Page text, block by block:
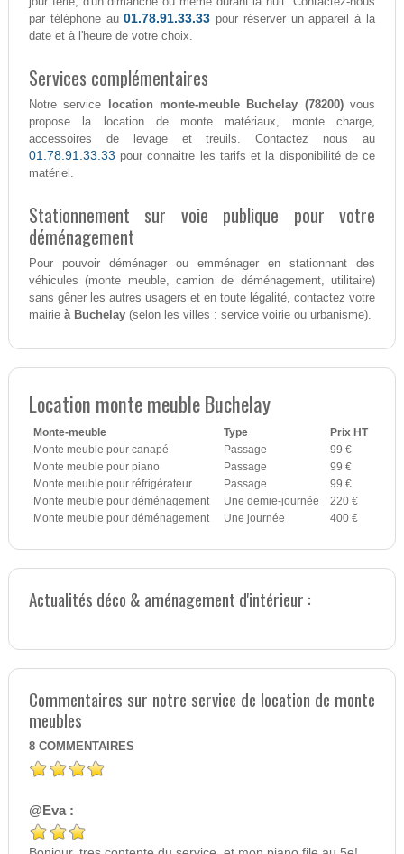
par téléphone au01.78.91.33.33 pour réserver un appareil à la
date et à l'heure de votre choix.
Services complémentaires
Notre service location monte-meuble Buchelay (78200)vous
propose la location de monte matériaux, monte charge,
accessoires de levage et treuils. Contactez nous au
01.78.91.33.33 pour connaitre les tarifs et la disponibilité de ce
matériel.
Stationnement sur voie publique pour votre
déménagement
Pour pouvoir déménager ou emménager en stationnant des
véhicules (monte meuble, camion de déménagement, utilitaire)
sans gêner les autres usagers et en toute légalité, contactez votre
mairie à Buchelay(selon les villes : service voirie ou urbanisme).
Location monte meuble Buchelay
Monte-meuble Type
Prix HT
Monte meuble pour canapé
Passage
99 €
Monte meuble pour piano
Passage
99 €
Monte meuble pour réfrigérateur
Passage
99 €
Monte meuble pour déménagement
Une demie-journée
220 €
Monte meuble pour déménagement
Une journée 400 €
Actualités déco & aménagement d'intérieur :
Commentaires sur notre service de location de monte
meubles
8 COMMENTAIRES
@Eva :